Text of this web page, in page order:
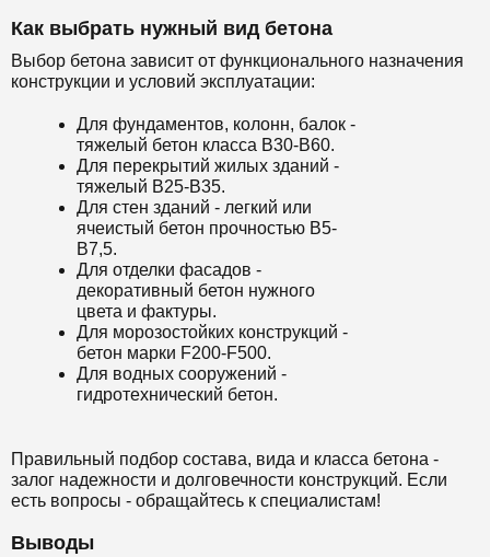
Как выбрать нужный вид бетона
Выбор бетона зависит от функционального назначения
конструкции и условий эксплуатации:
Для фундаментов, колонн, балок -
тяжелый бетон класса B30-B60.
Для перекрытий жилых зданий -
тяжелый B25-B35.
Для стен зданий - легкий или
ячеистый бетон прочностью B5-
B7,5.
Для отделки фасадов -
декоративный бетон нужного
цвета и фактуры.
Для морозостойких конструкций -
бетон марки F200-F500.
Для водных сооружений -
гидротехнический бетон.
Правильный подбор состава, вида и класса бетона -
залог надежности и долговечности конструкций. Если
есть вопросы - обращайтесь к специалистам!
Выводы